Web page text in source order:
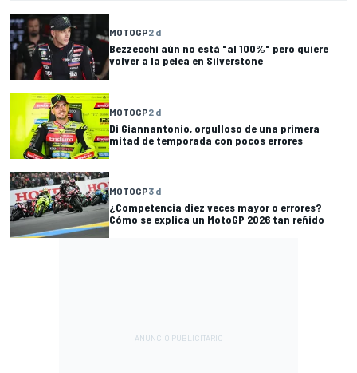
MOTOGP2 d
Bezzecchi aún no está "al 100%" pero quiere
volver a la pelea en Silverstone
MOTOGP2 d
Di Giannantonio, orgulloso de una primera
mitad de temporada con pocos errores
MOTOGP3 d
¿Competencia diez veces mayor o errores?
Cómo se explica un MotoGP 2026 tan reñido